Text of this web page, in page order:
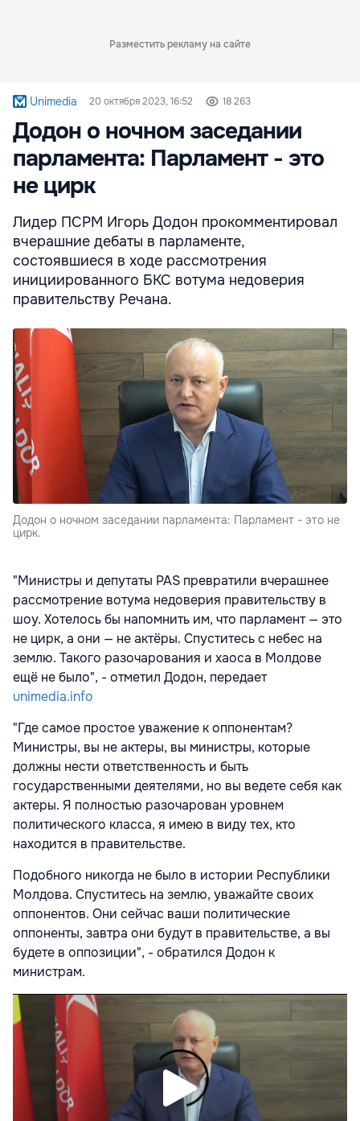
Разместить рекламу на сайте
Unimedia 20 октября 2023, 16:52 18 263
Додон о ночном заседании
парламента: Парламент - это
не цирк
Лидер ПСРМ Игорь Додон прокомментировал
вчерашние дебаты в парламенте,
состоявшиеся в ходе рассмотрения
инициированного БКС вотума недоверия
правительству Речана.
Додон о ночном заседании парламента: Парламент - это не
цирк.
"Министры и депутаты PAS превратили вчерашнее
рассмотрение вотума недоверия правительству в
шоу. Хотелось бы напомнить им, что парламент — это
не цирк, а они — не актёры. Спуститесь с небес на
землю. Такого разочарования и хаоса в Молдове
ещё не было", - отметил Додон, передает
unimedia.info
"Где самое простое уважение к оппонентам?
Министры, вы не актеры, вы министры, которые
должны нести ответственность и быть
государственными деятелями, но вы ведете себя как
актеры. Я полностью разочарован уровнем
политического класса, я имею в виду тех, кто
находится в правительстве.
Подобного никогда не было в истории Республики
Молдова. Спуститесь на землю, уважайте своих
оппонентов. Они сейчас ваши политические
оппоненты, завтра они будут в правительстве, а вы
будете в оппозиции", - обратился Додон к
министрам.